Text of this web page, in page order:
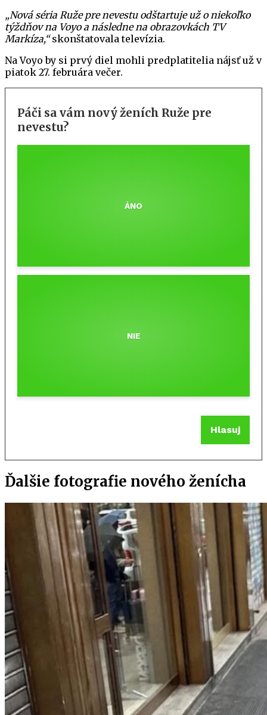
„Nová séria Ruže pre nevestu odštartuje už o niekoľko
týždňov na Voyo a následne na obrazovkách TV
Markíza,“skonštatovala televízia.
Na Voyo by si prvý diel mohli predplatitelia nájsť už v
piatok 27. februára večer.
Páči sa vám nový ženích Ruže pre
nevestu?
ÁNO
NIE
Hlasuj
Ďalšie fotografie nového ženícha